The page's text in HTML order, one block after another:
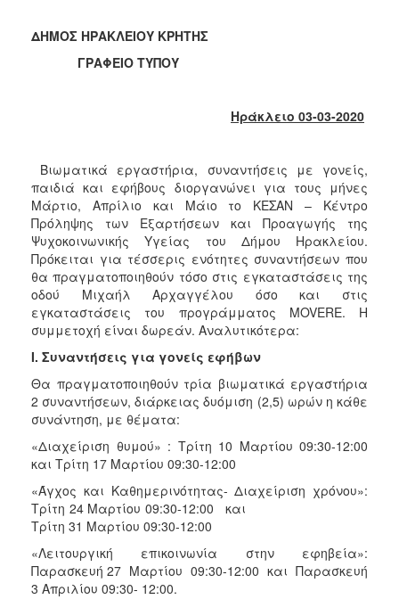
2019
2018
2013
2012
2011
2010
2006
ΤΟΠΟΣ
ΠΟΛΙΤΙΣΜΟΣ
ΠΟΛΗ
ΔΗΜΟΣ ΗΡΑΚΛΕΙΟΥ ΚΡΗΤΗΣ
ΓΡΑΦΕΙΟ ΤΥΠΟΥ
Ηράκλειο 03-03-2020
Βιωματικά εργαστήρια, συναντήσεις με γονείς,
παιδιά και εφήβους διοργανώνει για τους μήνες
Μάρτιο, Απρίλιο και Μάιο το ΚΕΣΑΝ – Κέντρο
Πρόληψης των Εξαρτήσεων και Προαγωγής της
Ψυχοκοινωνικής Υγείας του Δήμου Ηρακλείου.
Πρόκειται για τέσσερις ενότητες συναντήσεων που
θα πραγματοποιηθούν τόσο στις εγκαταστάσεις της
οδού Μιχαήλ Αρχαγγέλου όσο και στις
εγκαταστάσεις του προγράμματος MOVERE. Η
συμμετοχή είναι δωρεάν. Αναλυτικότερα:
Ι. Συναντήσεις για γονείς εφήβων
Θα πραγματοποιηθούν τρία βιωματικά εργαστήρια
2 συναντήσεων, διάρκειας δυόμιση (2,5) ωρών η κάθε
συνάντηση, με θέματα:
«Διαχείριση θυμού» : Τρίτη 10 Μαρτίου 09:30-12:00
και Τρίτη 17 Μαρτίου 09:30-12:00
«Άγχος και Καθημερινότητας- Διαχείριση χρόνου»:
Τρίτη 24 Μαρτίου 09:30-12:00 και
Τρίτη 31 Μαρτίου 09:30-12:00
«Λειτουργική επικοινωνία στην εφηβεία»:
Παρασκευή 27 Μαρτίου 09:30-12:00 και Παρασκευή
3 Απριλίου 09:30- 12:00.